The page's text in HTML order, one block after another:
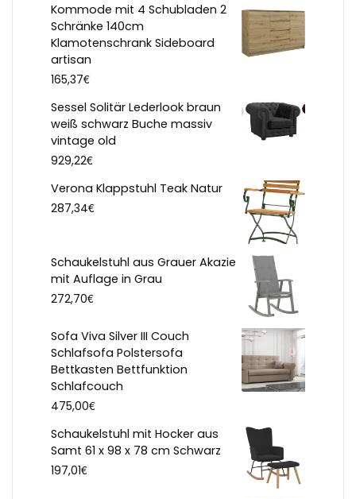
Kommode mit 4 Schubladen 2
Schränke 140cm
Klamotenschrank Sideboard
artisan
165,37€
Sessel Solitär Lederlook braun
weiß schwarz Buche massiv
vintage old
929,22€
Verona Klappstuhl Teak Natur
287,34€
Schaukelstuhl aus Grauer Akazie
mit Auflage in Grau
272,70€
Sofa Viva Silver III Couch
Schlafsofa Polstersofa
Bettkasten Bettfunktion
Schlafcouch
475,00€
Schaukelstuhl mit Hocker aus
Samt 61 x 98 x 78 cm Schwarz
197,01€